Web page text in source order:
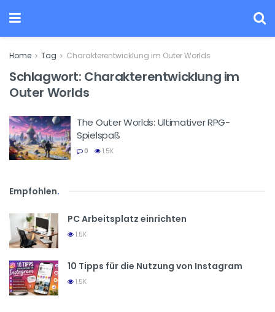
Home Tag Charakterentwicklung im Outer Worlds
Schlagwort: Charakterentwicklung im
Outer Worlds
The Outer Worlds: Ultimativer RPG-
Spielspaß
0 1.5K
Empfohlen.
PC Arbeitsplatz einrichten
1.5K
10 Tipps für die Nutzung von Instagram
1.5K